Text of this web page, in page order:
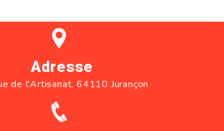
Adresse
de l'Artisanat, 64110 Jurançon